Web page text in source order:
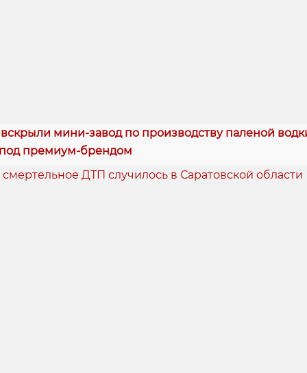
мини-завод по производству паленой
премиум-брендом